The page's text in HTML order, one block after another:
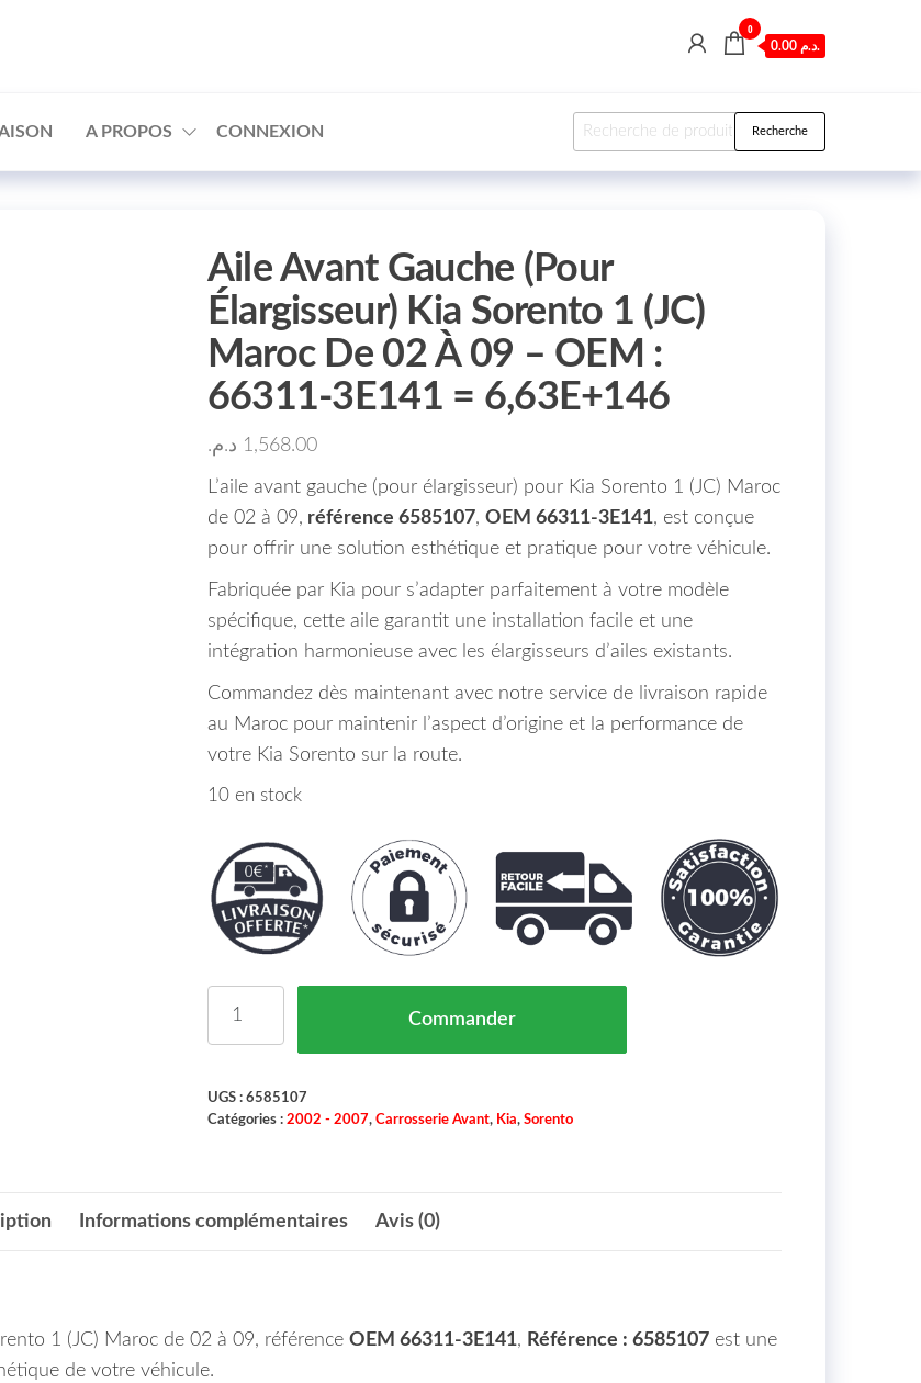
0
0.00 د.م.
A PROPOS CONNEXION Recherche pour : Recherche
Aile Avant Gauche (Pour
Élargisseur) Kia Sorento 1 (JC)
Maroc De 02 À 09 – OEM :
66311-3E141 = 6,63E+146
1,568.00 د.م.
L’aile avant gauche (pour élargisseur) pour Kia Sorento 1 (JC) Maroc
de 02 à 09, référence 6585107, OEM 66311-3E141, est conçue
pour offrir une solution esthétique et pratique pour votre véhicule.
Fabriquée par Kia pour s’adapter parfaitement à votre modèle
spécifique, cette aile garantit une installation facile et une
intégration harmonieuse avec les élargisseurs d’ailes existants.
Commandez dès maintenant avec notre service de livraison rapide
au Maroc pour maintenir l’aspect d’origine et la performance de
votre Kia Sorento sur la route.
10 en stock
Commander
UGS : 6585107
Catégories : 2002 - 2007, Carrosserie Avant, Kia, Sorento
Informations complémentaires Avis (0)
1 (JC) Maroc de 02 à 09, référence OEM 66311-3E141, Référence : 6585107 est une
de votre véhicule.